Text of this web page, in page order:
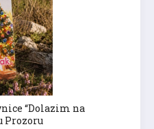
“Dolazim na
Prozoru